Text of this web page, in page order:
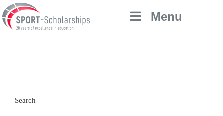
Zum
Inhalt
Menu
Search